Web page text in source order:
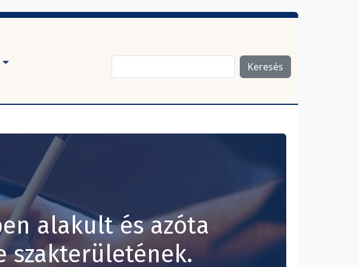
alakult és azóta
szakterületének.